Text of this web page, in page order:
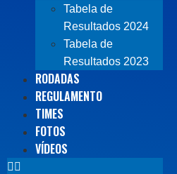
Tabela de
Resultados 2024
Tabela de
Resultados 2023
RODADAS
REGULAMENTO
TIMES
FOTOS
VÍDEOS